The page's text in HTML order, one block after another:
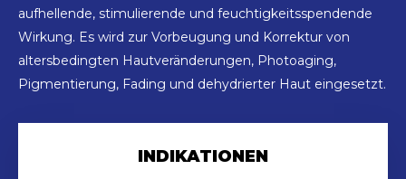
aufhellende, stimulierende und feuchtigkeitsspendende
Wirkung. Es wird zur Vorbeugung und Korrektur von
altersbedingten Hautveränderungen, Photoaging,
Pigmentierung, Fading und dehydrierter Haut eingesetzt.
INDIKATIONEN